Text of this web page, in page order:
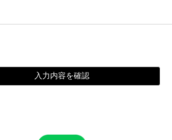
入力内容を確認